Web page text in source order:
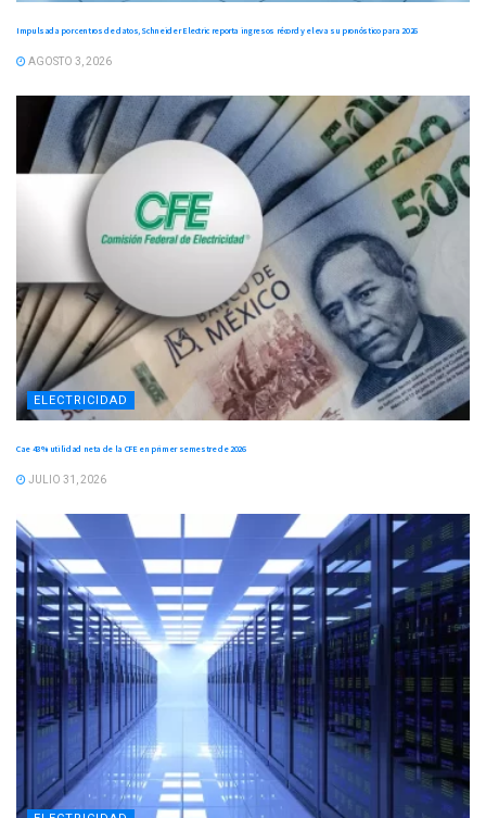
Impulsada por centros de datos, Schneider Electric reporta ingresos récord y eleva su pronóstico para 2026
AGOSTO 3, 2026
ELECTRICIDAD
Cae 43 % utilidad neta de la CFE en primer semestre de 2026
JULIO 31, 2026